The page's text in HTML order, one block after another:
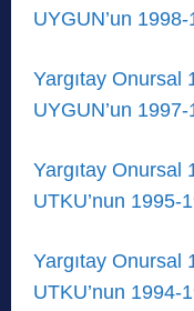
UYGUN’un 1998-
Yargıtay Onursal
UYGUN’un 1997-
Yargıtay Onursal
UTKU’nun 1995-
Yargıtay Onursal
UTKU’nun 1994-